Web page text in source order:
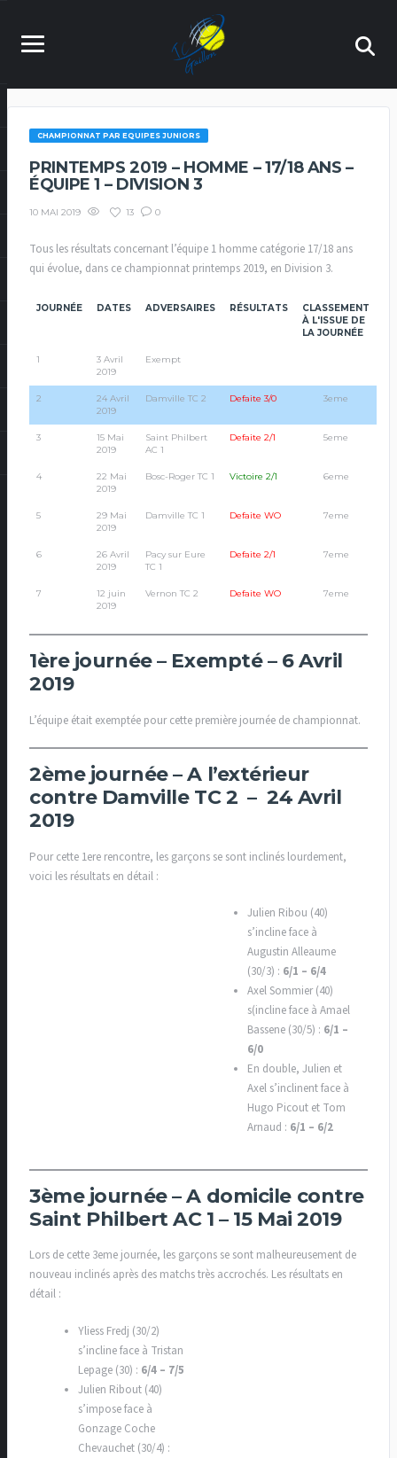
CHAMPIONNAT PAR EQUIPES JUNIORS
PRINTEMPS 2019 – HOMME – 17/18 ANS –
ÉQUIPE 1 – DIVISION 3
10 MAI 2019 13 0
Tous les résultats concernant l’équipe 1 homme catégorie 17/18 ans
qui évolue, dans ce championnat printemps 2019, en Division 3.
JOURNÉE DATES ADVERSAIRES RÉSULTATS
CLASSEMENT
À L'ISSUE DE
LA JOURNÉE
1
3 Avril
2019
Exempt
2
24 Avril
2019
Damville TC 2 Defaite 3/0 3eme
3
15 Mai
2019
Saint Philbert
AC 1
Defaite 2/1 5eme
4
22 Mai
2019
Bosc-Roger TC 1 Victoire 2/1 6eme
5
29 Mai
2019
Damville TC 1 Defaite WO 7eme
6
26 Avril
2019
Pacy sur Eure
TC 1
Defaite 2/1 7eme
7
12 juin
2019
Vernon TC 2 Defaite WO 7eme
1ère journée – Exempté – 6 Avril
2019
L’équipe était exemptée pour cette première journée de championnat.
2ème journée – A l’extérieur
contre Damville TC 2 – 24 Avril
2019
Pour cette 1ere rencontre, les garçons se sont inclinés lourdement,
voici les résultats en détail :
Julien Ribou (40)
s’incline face à
Augustin Alleaume
(30/3) : 6/1 – 6/4
Axel Sommier (40)
s(incline face à Amael
Bassene (30/5) : 6/1 –
6/0
En double, Julien et
Axel s’inclinent face à
Hugo Picout et Tom
Arnaud : 6/1 – 6/2
3ème journée – A domicile contre
Saint Philbert AC 1 – 15 Mai 2019
Lors de cette 3eme journée, les garçons se sont malheureusement de
nouveau inclinés après des matchs très accrochés. Les résultats en
détail :
Yliess Fredj (30/2)
s’incline face à Tristan
Lepage (30) : 6/4 – 7/5
Julien Ribout (40)
s’impose face à
Gonzage Coche
Chevauchet (30/4) :